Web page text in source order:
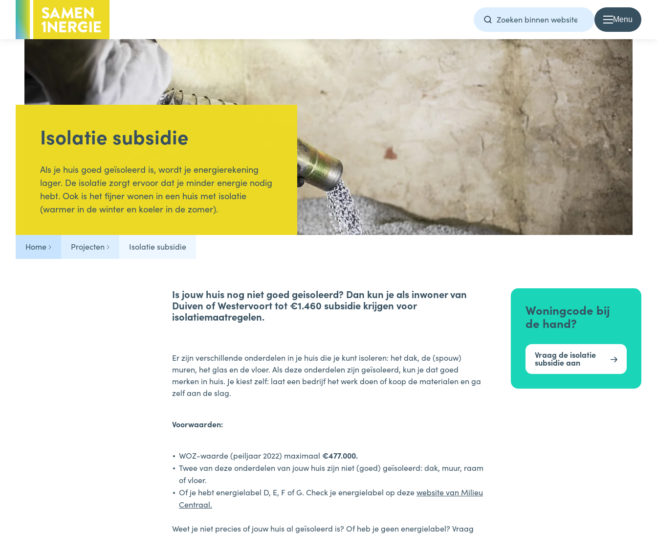
Menu
Hoofdthema
Voor inwoners
Groen & water
Handige info voor inwoners
Subsidies
Tips & Tricks
Voor bedrijven
Over Samen1Nergie
Over Samen1Nergie
Artikelen
Projecten
Contact
Home
Direct contact
(088) 695 3000
samen1nergie@1stroom.nl
Samen1Nergie is een initiatief van de
gemeenten Duiven en Westervoort
Isolatie subsidie
Als je huis goed geïsoleerd is, wordt je energierekening
lager. De isolatie zorgt ervoor dat je minder energie nodig
hebt. Ook is het fijner wonen in een huis met isolatie
(warmer in de winter en koeler in de zomer).
Home Projecten Isolatie subsidie
Woningcode bij
de hand?
Vraag de isolatie
subsidie aan
Is jouw huis nog niet goed geisoleerd? Dan kun je als inwoner van
Duiven of Westervoort tot €1.460 subsidie krijgen voor
isolatiemaatregelen.
Er zijn verschillende onderdelen in je huis die je kunt isoleren: het dak, de (spouw)
muren, het glas en de vloer. Als deze onderdelen zijn geïsoleerd, kun je dat goed
merken in huis. Je kiest zelf: laat een bedrijf het werk doen of koop de materialen en ga
zelf aan de slag.
Voorwaarden:
WOZ-waarde (peiljaar 2022) maximaal €477.000.
Twee van deze onderdelen van jouw huis zijn niet (goed) geïsoleerd: dak, muur, raam
of vloer.
Of je hebt energielabel D, E, F of G. Check je energielabel op dezewebsite van Milieu
Centraal.
Weet je niet precies of jouw huis al geïsoleerd is? Of heb je geen energielabel? Vraag